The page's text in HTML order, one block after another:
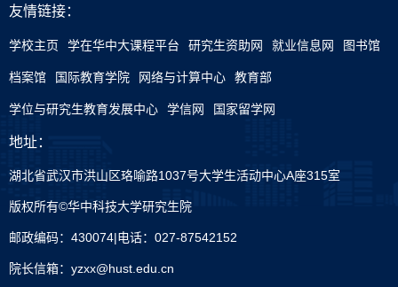
友情链接：
学校主页 学在华中大课程平台 研究生资助网 就业信息网 图书馆
档案馆 国际教育学院 网络与计算中心 教育部
学位与研究生教育发展中心 学信网 国家留学网
地址：
湖北省武汉市洪山区珞喻路1037号大学生活动中心A座315室
版权所有©华中科技大学研究生院
邮政编码：430074|电话：027-87542152
院长信箱：yzxx@hust.edu.cn